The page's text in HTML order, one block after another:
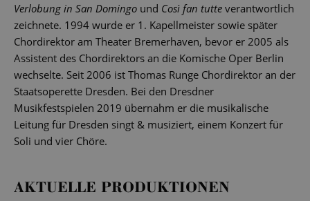
Verlobung in San Domingo und Così fan tutte verantwortlich
zeichnete. 1994 wurde er 1. Kapellmeister sowie später
Chordirektor am Theater Bremerhaven, bevor er 2005 als
Assistent des Chordirektors an die Komische Oper Berlin
wechselte. Seit 2006 ist Thomas Runge Chordirektor an der
Staatsoperette Dresden. Bei den Dresdner
Musikfestspielen 2019 übernahm er die musikalische
Leitung für Dresden singt & musiziert, einem Konzert für
Soli und vier Chöre.
AKTUELLE PRODUKTIONEN